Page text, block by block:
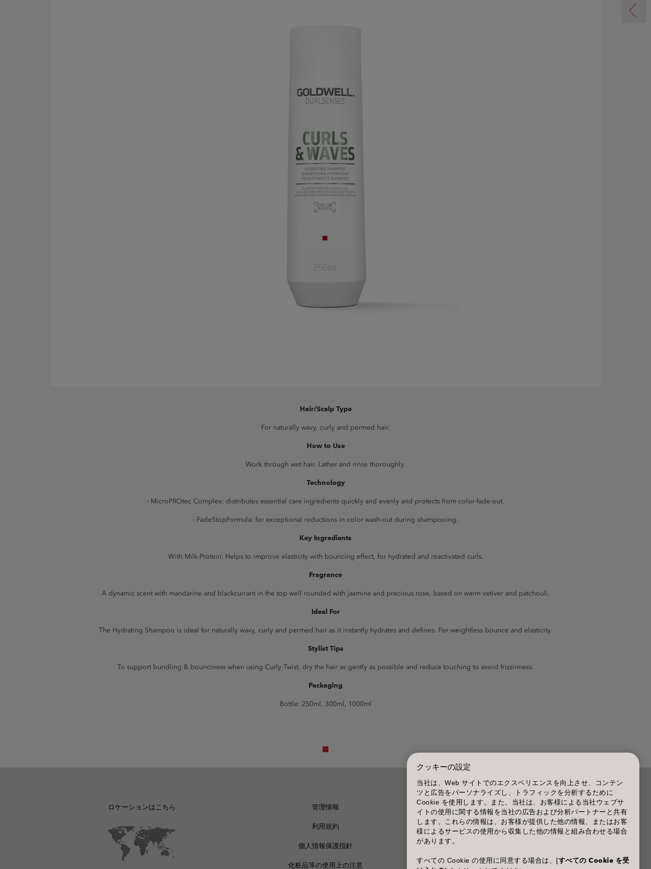
Hair/Scalp Type
For naturally wavy, curly and permed hair.
How to Use
Work through wet hair. Lather and rinse thoroughly.
Technology
- MicroPROtec Complex: distributes essential care ingredients quickly and evenly and protects from color-fade-out.
- FadeStopFormula: for exceptional reductions in color wash-out during shampooing.
Key Ingredients
With Milk-Protein: Helps to improve elasticity with bouncing effect, for hydrated and reactivated curls.
Fragrance
A dynamic scent with mandarine and blackcurrant in the top well rounded with jasmine and precious rose, based on warm vetiver and patchouli.
Ideal For
The Hydrating Shampoo is ideal for naturally wavy, curly and permed hair as it instantly hydrates and defines. For weightless bounce and elasticity.
Stylist Tips
To support bundling & bounciness when using Curly Twist, dry the hair as gently as possible and reduce touching to avoid frizzinness.
Packaging
Bottle: 250ml, 300ml, 1000ml
ロケーションはこちら 管理情報
利用規約
個人情報保護指針
化粧品等の使用上の注意
商品に関するお問い合わせ TEL.03-3660-7590
(土・日・休日を除く 9:00-12:00 / 13:00-17:00)
※年末年始休業；12/30~1/4
クッキーの設定
当社は、Web サイトでのエクスペリエンスを向上させ、コンテン
ツと広告をパーソナライズし、トラフィックを分析するために
Cookie を使用します。また、当社は、お客様による当社ウェブサ
イトの使用に関する情報を当社の広告および分析パートナーと共有
します。これらの情報は、お客様が提供した他の情報、またはお客
様によるサービスの使用から収集した他の情報と組み合わせる場合
があります。
すべての Cookie の使用に同意する場合は、[すべての Cookie を受